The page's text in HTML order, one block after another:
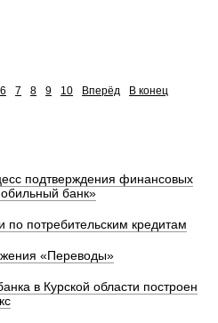
6 7 8 9 10 Вперёд В конец
подтверждения финансовых
банк»
по потребительским кредитам
«Переводы»
в Курской области построен